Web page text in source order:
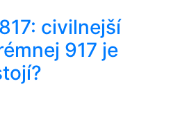
civilnejší
917 je